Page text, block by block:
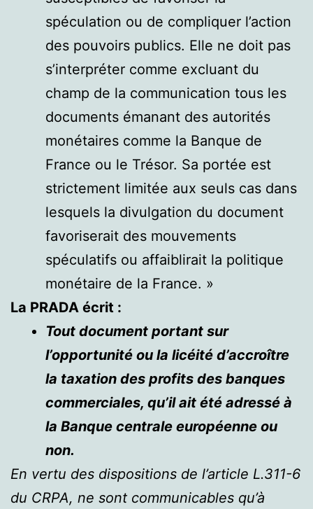
spéculation ou de compliquer l’action
des pouvoirs publics. Elle ne doit pas
s’interpréter comme excluant du
champ de la communication tous les
documents émanant des autorités
monétaires comme la Banque de
France ou le Trésor. Sa portée est
strictement limitée aux seuls cas dans
lesquels la divulgation du document
favoriserait des mouvements
spéculatifs ou affaiblirait la politique
monétaire de la France. »
La PRADA écrit :
Tout document portant sur
l’opportunité ou la licéité d’accroître
la taxation des profits des banques
commerciales, qu’il ait été adressé à
la Banque centrale européenne ou
non.
En vertu des dispositions de l’article L.311-6
du CRPA, ne sont communicables qu’à